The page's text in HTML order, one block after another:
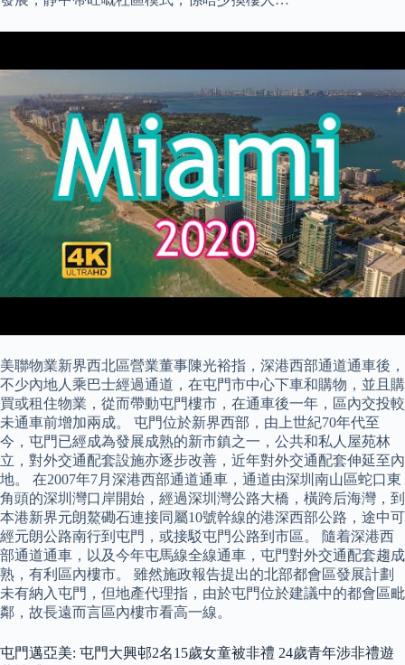
美聯物業新界西北區營業董事陳光裕指，深港西部通道通車後，
不少內地人乘巴士經過通道，在屯門市中心下車和購物，並且購
買或租住物業，從而帶動屯門樓市，在通車後一年，區內交投較
未通車前增加兩成。 屯門位於新界西部，由上世紀70年代至
今，屯門已經成為發展成熟的新市鎮之一，公共和私人屋苑林
立，對外交通配套設施亦逐步改善，近年對外交通配套伸延至內
地。 在2007年7月深港西部通道通車，通道由深圳南山區蛇口東
角頭的深圳灣口岸開始，經過深圳灣公路大橋，橫跨后海灣，到
本港新界元朗鰲磡石連接同屬10號幹線的港深西部公路，途中可
經元朗公路南行到屯門，或接駁屯門公路到市區。 隨着深港西
部通道通車，以及今年屯馬線全線通車，屯門對外交通配套趨成
熟，有利區內樓市。 雖然施政報告提出的北部都會區發展計劃
未有納入屯門，但地產代理指，由於屯門位於建議中的都會區毗
鄰，故長遠而言區內樓市看高一線。
屯門邁亞美: 屯門大興邨2名15歲女童被非禮 24歲青年涉非禮遊